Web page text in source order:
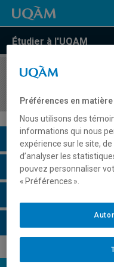
Étudier à l'UQAM
COURS//
Description du cours
Horaire - Été 2026
Préférences en
Nous utilisons des
informations qui nous
expérience sur le site,
d’analyser les
pouvez personnaliser
« Préférences ».